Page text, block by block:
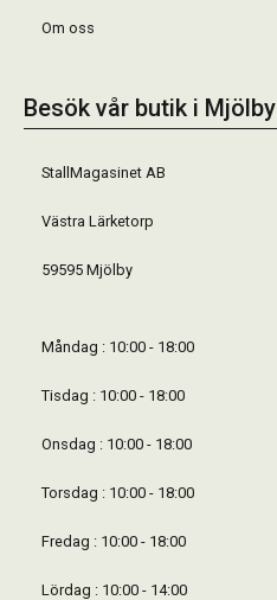
Om oss
Besök vår butik i Mjölby
StallMagasinet AB
Västra Lärketorp
59595 Mjölby
Måndag : 10:00 - 18:00
Tisdag : 10:00 - 18:00
Onsdag : 10:00 - 18:00
Torsdag : 10:00 - 18:00
Fredag : 10:00 - 18:00
Lördag : 10:00 - 14:00